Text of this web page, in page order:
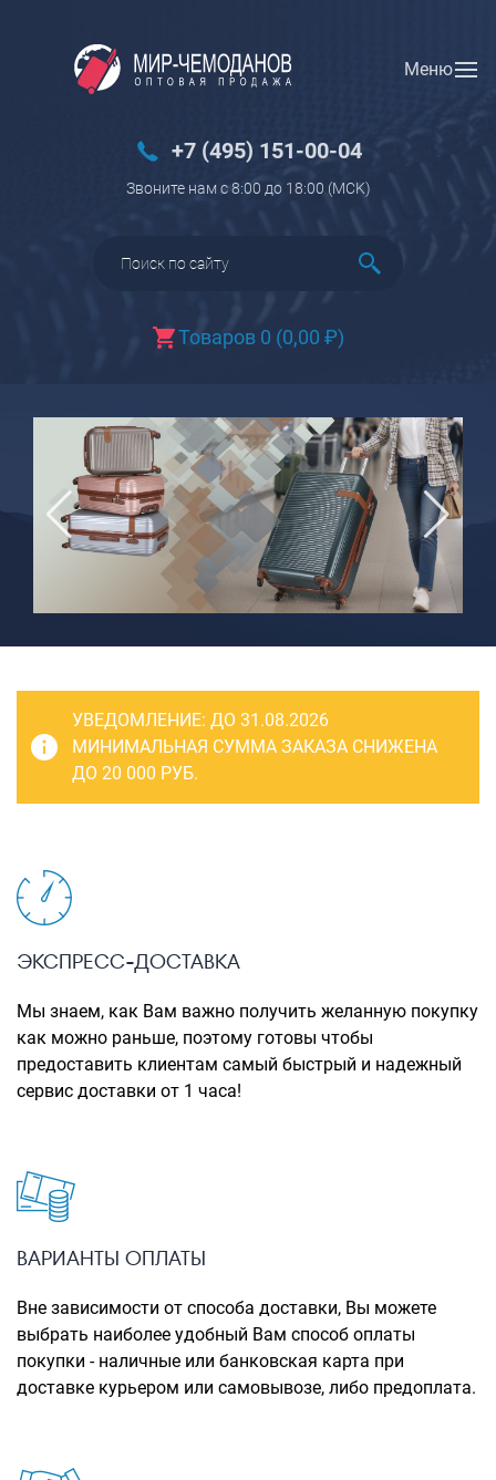
Меню
+7 (495) 151-00-04
Звоните нам с 8:00 до 18:00 (МCK)
Товаров 0 (0,00 ₽)
Вход Регистрация
Багаж
Чемоданы
Чемоданы детские
Пилоты на колесах
чемоданов
Бьюти-кейсы
САКВОЯЖИ
РАСПРОДАЖА
Сумки
Сумки колесные
Сумки спортивные
Сумки деловые
Сумки поясные
Сумки пляжные
Рюкзаки городские
Рюкзаки школьные
Рюкзаки подростковые
Рюкзаки для охоты-рыбалки
Рюкзаки на колесах
ШОППЕРЫ
Кейсы и планшеты
УВЕДОМЛЕНИЕ: ДО 31.08.2026
МИНИМАЛЬНАЯ СУММА ЗАКАЗА СНИЖЕНА
ДО 20 000 РУБ.
ЭКСПРЕСС-ДОСТАВКА
Мы знаем, как Вам важно получить желанную покупку
как можно раньше, поэтому готовы чтобы
предоставить клиентам самый быстрый и надежный
сервис доставки от 1 часа!
ВАРИАНТЫ ОПЛАТЫ
Вне зависимости от способа доставки, Вы можете
выбрать наиболее удобный Вам способ оплаты
покупки - наличные или банковская карта при
доставке курьером или самовывозе, либо предоплата.